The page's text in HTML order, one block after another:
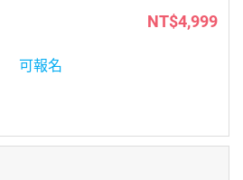
NT$4,999
可報名